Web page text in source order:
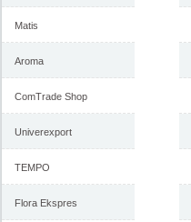
do 6. decembar 2017
Matis
Aroma
ComTrade Shop
Univerexport
TEMPO
Flora Ekspres